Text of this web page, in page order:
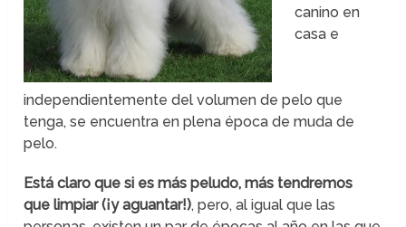
canino en
casa e
independientemente del volumen de pelo que
tenga, se encuentra en plena época de muda de
pelo.
Está claro que si es más peludo, más tendremos
que limpiar (¡y aguantar!), pero, al igual que las